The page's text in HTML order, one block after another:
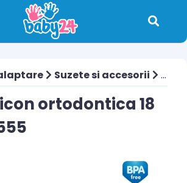
Suzete si accesorii
ortodontica 18